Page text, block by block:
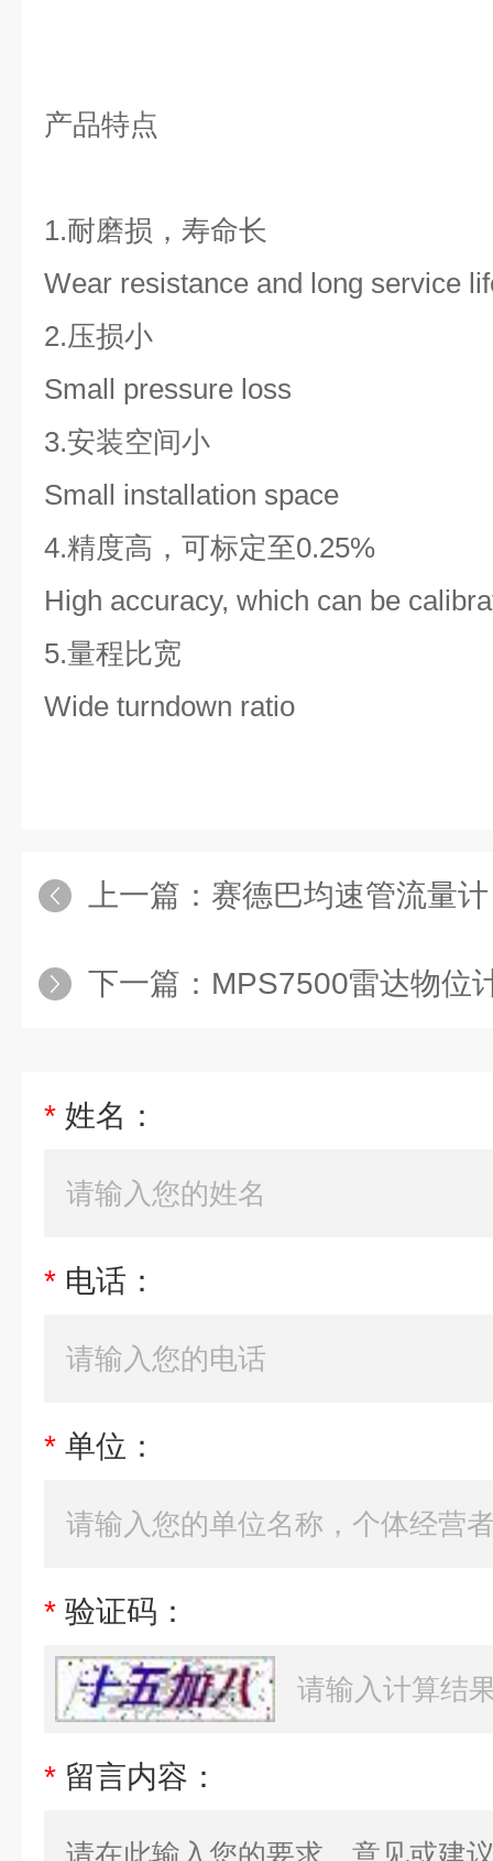
产品特点
1.耐磨损，寿命长
Wear resistance and long service
2.压损小
Small pressure loss
3.安装空间小
Small installation space
4.精度高，可标定至0.25%
High accuracy, which can be
5.量程比宽
Wide turndown ratio
上一篇： 赛德巴均速管流量计
下一篇： MPS7500雷达物位
* 姓名：
* 电话：
* 单位：
* 验证码：
* 留言内容：